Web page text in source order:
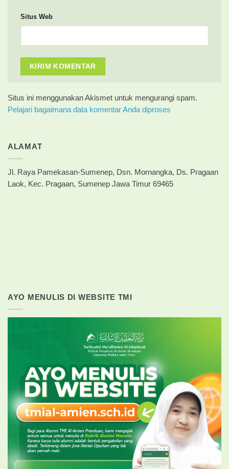
Situs Web
Situs ini menggunakan Akismet untuk mengurangi spam.
Pelajari bagaimana data komentar Anda diproses
ALAMAT
Jl. Raya Pamekasan-Sumenep, Dsn. Mornangka, Ds. Pragaan
Laok, Kec. Pragaan, Sumenep Jawa Timur 69465
AYO MENULIS DI WEBSITE TMI